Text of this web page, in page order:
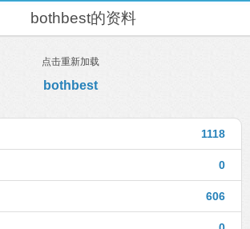
bothbest的资料
点击重新加载
bothbest
1118
0
606